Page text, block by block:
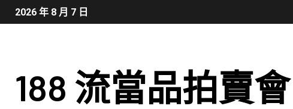
2026 年 8 月 7 日
188 流當品拍賣